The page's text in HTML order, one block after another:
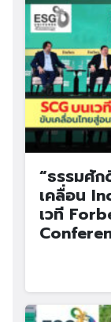
“ธรรมศั
เคลื่อน
เวที